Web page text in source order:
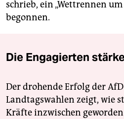
schrieb, ein „Wettrennen
begonnen.
Die Engagierten
Der drohende Erfolg der
Landtagswahlen zeigt, wie
Kräfte inzwischen